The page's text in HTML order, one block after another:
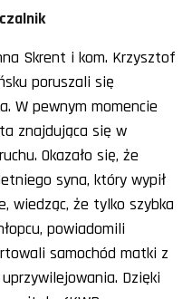
Skrent i kom. Krzysztof
poruszali się
W pewnym momencie
znajdująca się w
Okazało się, że
syna, który wypił
wiedząc, że tylko szybka
powiadomili
samochód matki z
Dzięki